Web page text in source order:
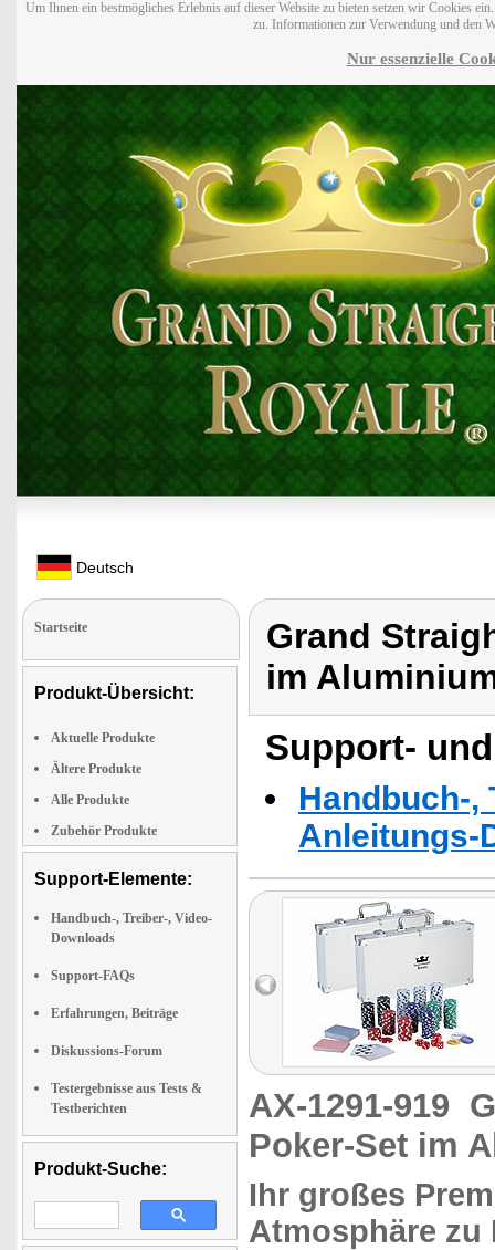
Um Ihnen ein bestmögliches Erlebnis auf dieser Website zu bieten setzen wir Cookies
zu. Informationen zur Verwendung und den
Nur essenzielle
Deutsch
Startseite
Produkt-Übersicht:
Aktuelle Produkte
Ältere Produkte
Alle Produkte
Zubehör Produkte
Support-Elemente:
Handbuch-, Treiber-, Video-
Downloads
Support-FAQs
Erfahrungen, Beiträge
Diskussions-Forum
Testergebnisse aus Tests &
Testberichten
Produkt-Suche:
Grand
im
Support-
Handbuch-,
Anleitungs-
AX-1291-919
Poker-Set im
Ihr großes
Atmosphäre zu